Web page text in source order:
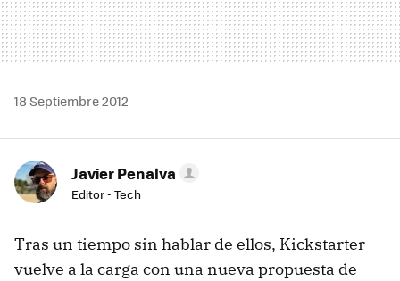
18 Septiembre 2012
Javier Penalva
Editor - Tech
Tras un tiempo sin hablar de ellos, Kickstarter
vuelve a la carga con una nueva propuesta de